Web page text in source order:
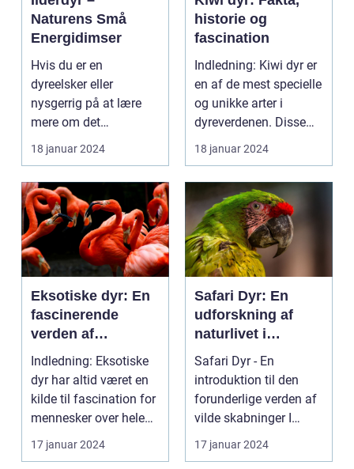
Naturens Små
Energidimser
Hvis du er en
dyreelsker eller
nysgerrig på at lære
mere om det
fascinerende dyrerige,
er ilderdyr e...
18 januar 2024
historie og
fascination
Indledning: Kiwi dyr er
en af de mest specielle
og unikke arter i
dyreverdenen. Disse
fascinerende f...
18 januar 2024
Eksotiske dyr: En
fascinerende
verden af
sjældenhed og
skønhed
Indledning: Eksotiske
dyr har altid været en
kilde til fascination for
mennesker over hele
verden. ...
17 januar 2024
Safari Dyr: En
udforskning af
naturlivet i
øjenhøjde
Safari Dyr - En
introduktion til den
forunderlige verden af
vilde skabninger I
denne artikel tager ...
17 januar 2024